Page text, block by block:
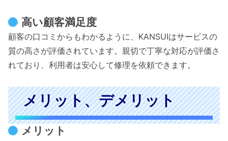
高い顧客満足度
顧客の口コミからもわかるように、KANSUIはサービスの
質の高さが評価されています。親切で丁寧な対応が評価さ
れており、利用者は安心して修理を依頼できます。
メリット、デメリット
メリット